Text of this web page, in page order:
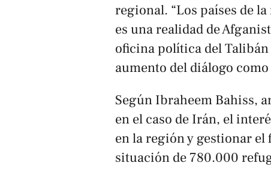
regional. “Los países de
es una realidad de
oficina política del Talibán
aumento del diálogo
Según Ibraheem Bahiss,
en el caso de Irán, el
en la región y gestionar el
situación de 780.000